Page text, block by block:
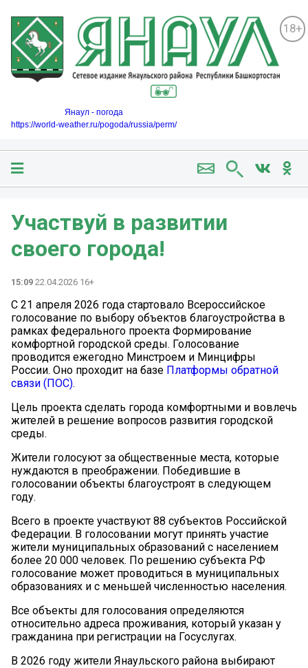
18+
Янаул - погода
https://world-weather.ru/pogoda/russia/perm/
Участвуй в развитии
своего города!
15:09 22.04.2026 16+
С 21 апреля 2026 года стартовало Всероссийское
голосование по выбору объектов благоустройства в
рамках федерального проекта Формирование
комфортной городской среды. Голосование
проводится ежегодно Минстроем и Минцифры
России. Оно проходит на базе Платформы обратной
связи (ПОС).
Цель проекта сделать города комфортными и вовлечь
жителей в решение вопросов развития городской
среды.
Жители голосуют за общественные места, которые
нуждаются в преображении. Победившие в
голосовании объекты благоустроят в следующем
году.
Всего в проекте участвуют 88 субъектов Российской
Федерации. В голосовании могут принять участие
жители муниципальных образований с населением
более 20 000 человек. По решению субъекта РФ
голосование может проводиться в муниципальных
образованиях и с меньшей численностью населения.
Все объекты для голосования определяются
относительно адреса проживания, который указан у
гражданина при регистрации на Госуслугах.
В 2026 году жители Янаульского района выбирают